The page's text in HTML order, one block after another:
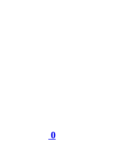
0